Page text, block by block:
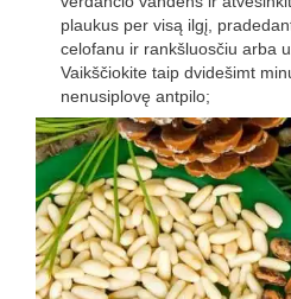
plaukus per visą ilgį,
celofanu ir rankšluosčiu arba
Vaikščiokite taip dvidešimt
nenusiplovę antpilo;